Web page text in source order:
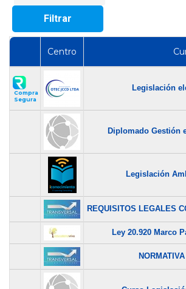
Filtrar
Centro
Compra
Segura
Legislación
Diplomado Gestión
Legislación
REQUISITOS LEGALES
Ley 20.920 Marco